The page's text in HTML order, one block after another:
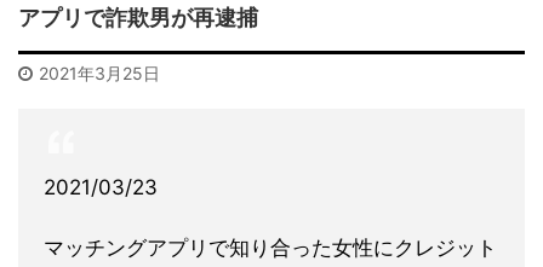
アプリで詐欺男が再逮捕
2021年3月25日
2021/03/23
マッチングアプリで知り合った女性にクレジット